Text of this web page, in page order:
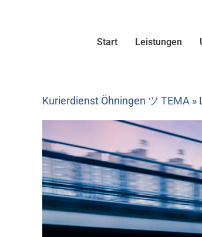
Start Leistungen
Kurierdienst Öhningen ツ TEMA